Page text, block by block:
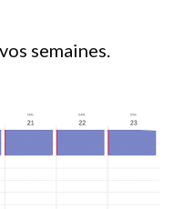
semaines.